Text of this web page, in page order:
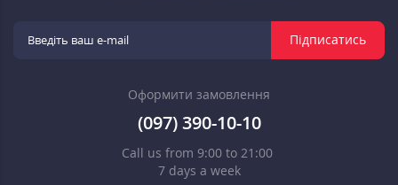
Підписатись
Оформити замовлення
(097) 390-10-10
Call us from 9:00 to 21:00
7 days a week